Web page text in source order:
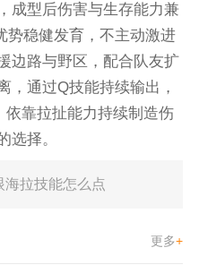
成型后伤害与生存能力兼
势稳健发育，不主动激进
边路与野区，配合队友扩
，通过Q技能持续输出，
依靠拉扯能力持续制造伤
选择。
海拉技能怎么点
更多+